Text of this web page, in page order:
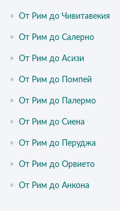
• От Рим до Чивитавекия
• От Рим до Салерно
• От Рим до Асизи
• От Рим до Помпей
• От Рим до Палермо
• От Рим до Сиена
• От Рим до Перуджа
• От Рим до Орвието
• От Рим до Анкона